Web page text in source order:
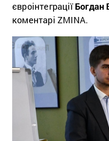
євроінтеграціїБогдан
коментарі ZMINA.